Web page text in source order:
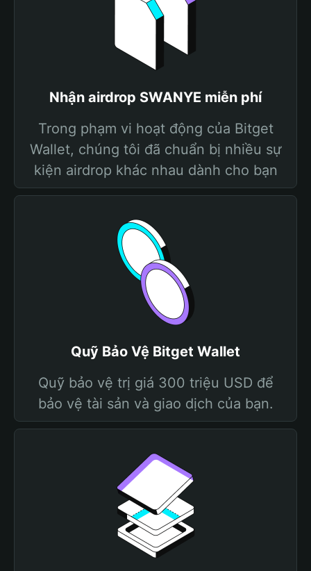
Nhận airdrop SWANYE miễn phí
Trong phạm vi hoạt động của Bitget
Wallet, chúng tôi đã chuẩn bị nhiều sự
kiện airdrop khác nhau dành cho bạn
Quỹ Bảo Vệ Bitget Wallet
Quỹ bảo vệ trị giá 300 triệu USD để
bảo vệ tài sản và giao dịch của bạn.